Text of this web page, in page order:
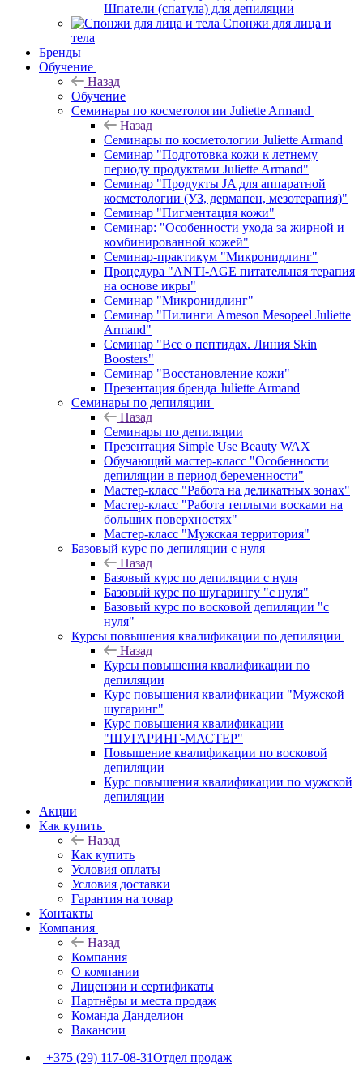
Шпатели (спатула) для депиляции
Спонжи для лица и
тела
Бренды
Обучение
Назад
Обучение
Семинары по косметологии Juliette Armand
Назад
Семинары по косметологии Juliette Armand
Семинар "Подготовка кожи к летнему
периоду продуктами Juliette Armand"
Семинар "Продукты JA для аппаратной
косметологии (УЗ, дермапен, мезотерапия)"
Семинар "Пигментация кожи"
Семинар: "Особенности ухода за жирной и
комбинированной кожей"
Семинар-практикум "Микронидлинг"
Процедура "ANTI-AGE питательная терапия
на основе икры"
Семинар "Микронидлинг"
Семинар "Пилинги Ameson Mesopeel Juliette
Armand"
Семинар "Все о пептидах. Линия Skin
Boosters"
Семинар "Восстановление кожи"
Презентация бренда Juliette Armand
Семинары по депиляции
Назад
Семинары по депиляции
Презентация Simple Use Beauty WAX
Обучающий мастер-класс "Особенности
депиляции в период беременности"
Мастер-класс "Работа на деликатных зонах"
Мастер-класс "Работа теплыми восками на
больших поверхностях"
Мастер-класс "Мужская территория"
Базовый курс по депиляции с нуля
Назад
Базовый курс по депиляции с нуля
Базовый курс по шугарингу "с нуля"
Базовый курс по восковой депиляции "с
нуля"
Курсы повышения квалификации по депиляции
Назад
Курсы повышения квалификации по
депиляции
Курс повышения квалификации "Мужской
шугаринг"
Курс повышения квалификации
"ШУГАРИНГ-МАСТЕР"
Повышение квалификации по восковой
депиляции
Курс повышения квалификации по мужской
депиляции
Акции
Как купить
Назад
Как купить
Условия оплаты
Условия доставки
Гарантия на товар
Контакты
Компания
Назад
Компания
О компании
Лицензии и сертификаты
Партнёры и места продаж
Команда Данделион
Вакансии
+375 (29) 117-08-31Отдел продаж